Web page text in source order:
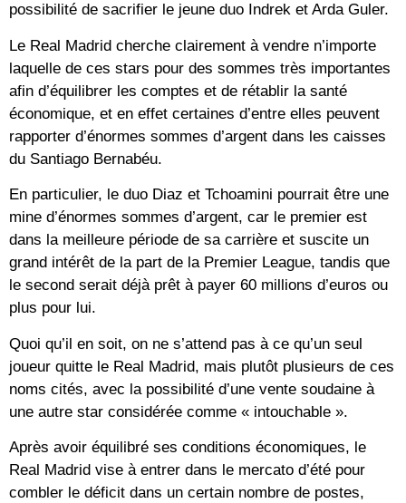
possibilité de sacrifier le jeune duo Indrek et Arda Guler.
Le Real Madrid cherche clairement à vendre n’importe
laquelle de ces stars pour des sommes très importantes
afin d’équilibrer les comptes et de rétablir la santé
économique, et en effet certaines d’entre elles peuvent
rapporter d’énormes sommes d’argent dans les caisses
du Santiago Bernabéu.
En particulier, le duo Diaz et Tchoamini pourrait être une
mine d’énormes sommes d’argent, car le premier est
dans la meilleure période de sa carrière et suscite un
grand intérêt de la part de la Premier League, tandis que
le second serait déjà prêt à payer 60 millions d’euros ou
plus pour lui.
Quoi qu’il en soit, on ne s’attend pas à ce qu’un seul
joueur quitte le Real Madrid, mais plutôt plusieurs de ces
noms cités, avec la possibilité d’une vente soudaine à
une autre star considérée comme « intouchable ».
Après avoir équilibré ses conditions économiques, le
Real Madrid vise à entrer dans le mercato d’été pour
combler le déficit dans un certain nombre de postes,